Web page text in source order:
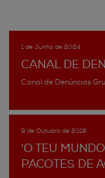
1 de Junho de 2024
CANAL DE
Canal de Denúncias
9 de Outubro de 2019
'O TEU
PACOTES DE